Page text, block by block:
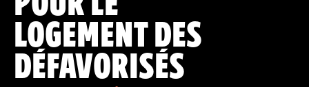
LOGEMENT DES
DÉFAVORISÉS